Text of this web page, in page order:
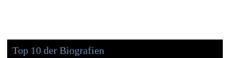
Top 10 der Biografien